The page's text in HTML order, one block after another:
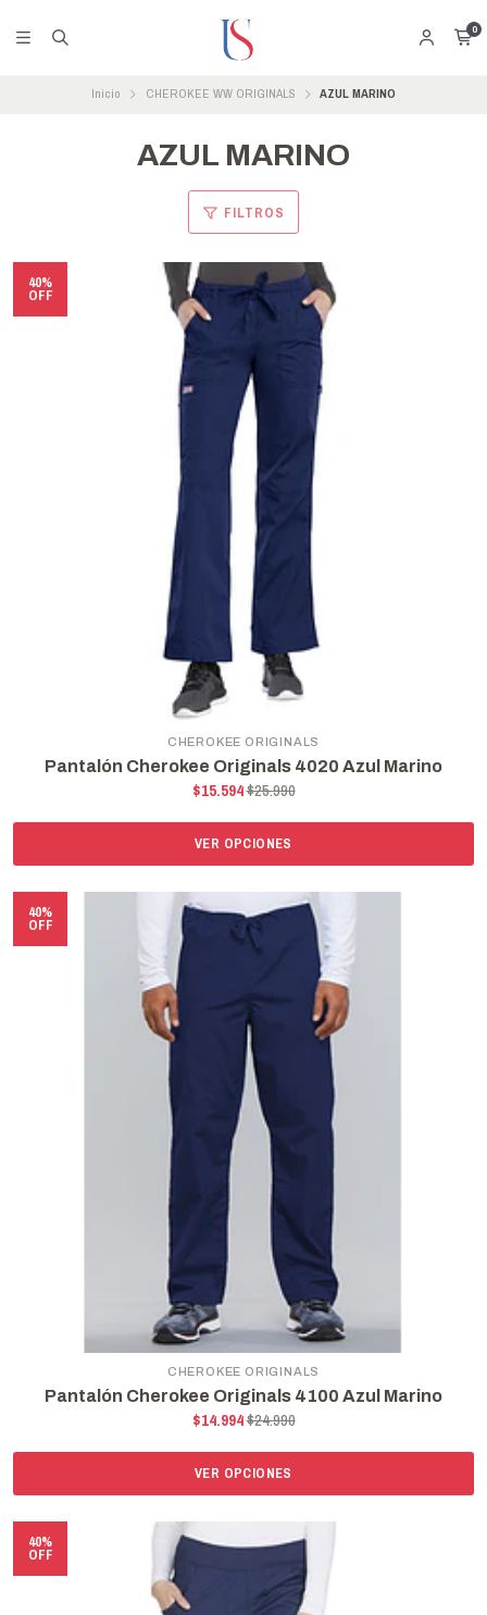
0
Inicio CHEROKEE WW ORIGINALS AZUL MARINO
AZUL MARINO
FILTROS
40%
OFF
CHEROKEE ORIGINALS
Pantalón Cherokee Originals 4020 Azul Marino
$15.594$25.990
VER OPCIONES
40%
OFF
CHEROKEE ORIGINALS
Pantalón Cherokee Originals 4100 Azul Marino
$14.994$24.990
VER OPCIONES
40%
OFF